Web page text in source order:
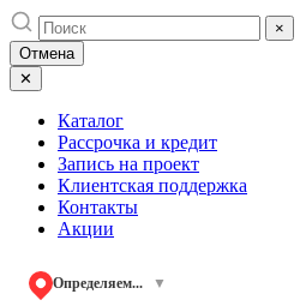
Skip
to
content
×
Отмена
✕
Каталог
Рассрочка и кредит
Запись на проект
Клиентская поддержка
Контакты
Акции
Определяем... ▼